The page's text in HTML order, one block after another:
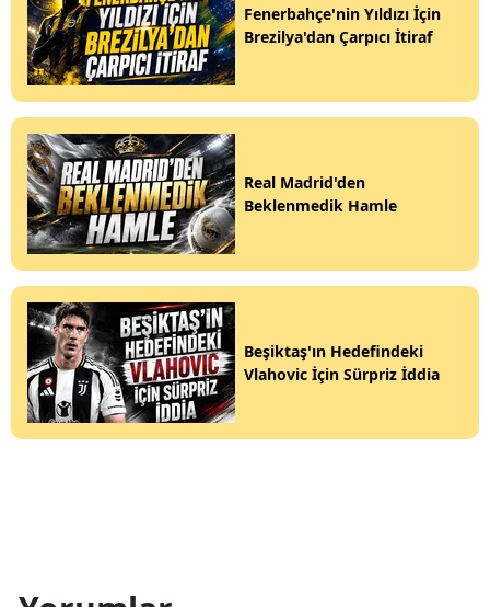
Fenerbahçe'nin Yıldızı İçin
Brezilya'dan Çarpıcı İtiraf
Real Madrid'den
Beklenmedik Hamle
Beşiktaş'ın Hedefindeki
Vlahovic İçin Sürpriz İddia